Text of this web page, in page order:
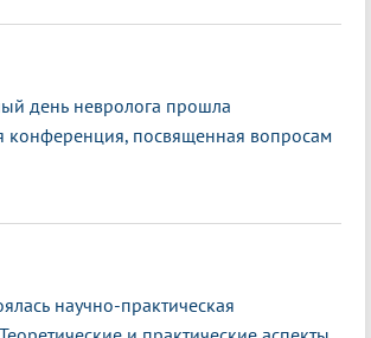
день невролога прошла
конференция, посвященная вопросам
научно-практическая